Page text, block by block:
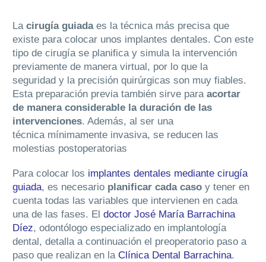
La cirugía guiada es la técnica más precisa que
existe para colocar unos implantes dentales. Con este
tipo de cirugía se planifica y simula la intervención
previamente de manera virtual, por lo que la
seguridad y la precisión quirúrgicas son muy fiables.
Esta preparación previa también sirve para acortar
de manera considerable la duración de las
intervenciones. Además, al ser una
técnica mínimamente invasiva, se reducen las
molestias postoperatorias
Para colocar los implantes dentales mediante cirugía
guiada, es necesario planificar cada caso y tener en
cuenta todas las variables que intervienen en cada
una de las fases. El doctor José María Barrachina
Díez, odontólogo especializado en implantología
dental, detalla a continuación el preoperatorio paso a
paso que realizan en la Clínica Dental Barrachina.